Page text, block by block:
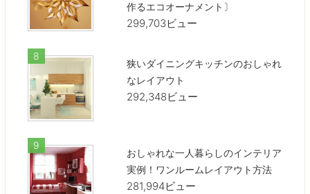
作るエコオーナメント〕
299,703ビュー
狭いダイニングキッチンのおしゃれ
なレイアウト
292,348ビュー
おしゃれな一人暮らしのインテリア
実例！ワンルームレイアウト方法
281,994ビュー